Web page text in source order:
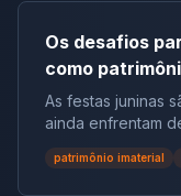
Os desafios
como
redação
As festas juninas
ainda enfrentam
e reconhecimento
patrimônio imaterial